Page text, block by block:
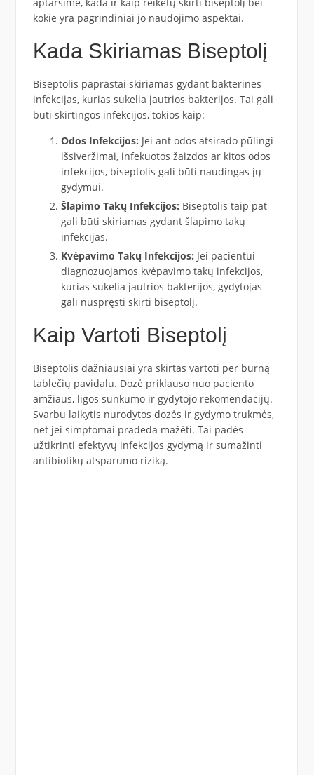
aptarsime, kada ir kaip reikėtų skirti biseptolį bei
kokie yra pagrindiniai jo naudojimo aspektai.
Kada Skiriamas Biseptolį
Biseptolis paprastai skiriamas gydant bakterines
infekcijas, kurias sukelia jautrios bakterijos. Tai gali
būti skirtingos infekcijos, tokios kaip:
Odos Infekcijos: Jei ant odos atsirado pūlingi
išsiveržimai, infekuotos žaizdos ar kitos odos
infekcijos, biseptolis gali būti naudingas jų
gydymui.
Šlapimo Takų Infekcijos: Biseptolis taip pat
gali būti skiriamas gydant šlapimo takų
infekcijas.
Kvėpavimo Takų Infekcijos: Jei pacientui
diagnozuojamos kvėpavimo takų infekcijos,
kurias sukelia jautrios bakterijos, gydytojas
gali nuspręsti skirti biseptolį.
Kaip Vartoti Biseptolį
Biseptolis dažniausiai yra skirtas vartoti per burną
tablečių pavidalu. Dozė priklauso nuo paciento
amžiaus, ligos sunkumo ir gydytojo rekomendacijų.
Svarbu laikytis nurodytos dozės ir gydymo trukmės,
net jei simptomai pradeda mažėti. Tai padės
užtikrinti efektyvų infekcijos gydymą ir sumažinti
antibiotikų atsparumo riziką.